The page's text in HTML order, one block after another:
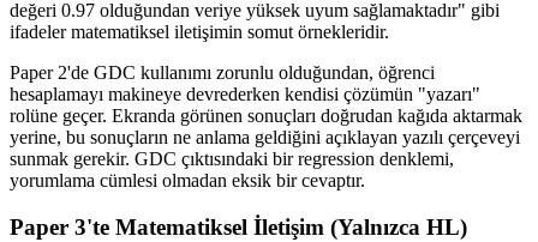
değeri 0.97 olduğundan veriye yüksek uyum sağlamaktadır" gibi
ifadeler matematiksel iletişimin somut örnekleridir.
Paper 2'de GDC kullanımı zorunlu olduğundan, öğrenci
hesaplamayı makineye devrederken kendisi çözümün "yazarı"
rolüne geçer. Ekranda görünen sonuçları doğrudan kağıda aktarmak
yerine, bu sonuçların ne anlama geldiğini açıklayan yazılı çerçeveyi
sunmak gerekir. GDC çıktısındaki bir regression denklemi,
yorumlama cümlesi olmadan eksik bir cevaptır.
Paper 3'te Matematiksel İletişim (Yalnızca HL)